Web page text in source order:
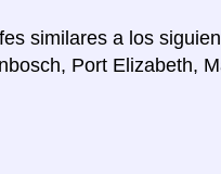
similares a los
Port Elizabeth,